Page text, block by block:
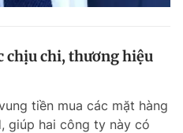
chịu chi, thương hiệu
tiền mua các mặt hàng
giúp hai công ty này có